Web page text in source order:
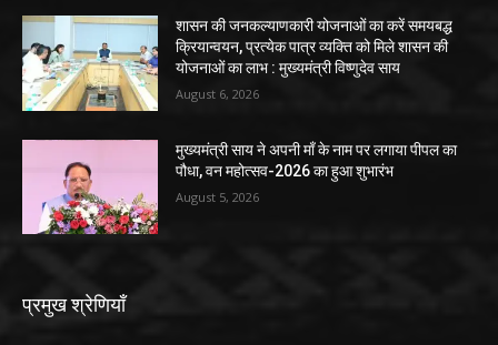
शासन की जनकल्याणकारी योजनाओं का करें समयबद्ध
क्रियान्वयन, प्रत्येक पात्र व्यक्ति को मिले शासन की
योजनाओं का लाभ : मुख्यमंत्री विष्णुदेव साय
August 6, 2026
मुख्यमंत्री साय ने अपनी माँ के नाम पर लगाया पीपल का
पौधा, वन महोत्सव-2026 का हुआ शुभारंभ
August 5, 2026
प्रमुख श्रेणियाँ